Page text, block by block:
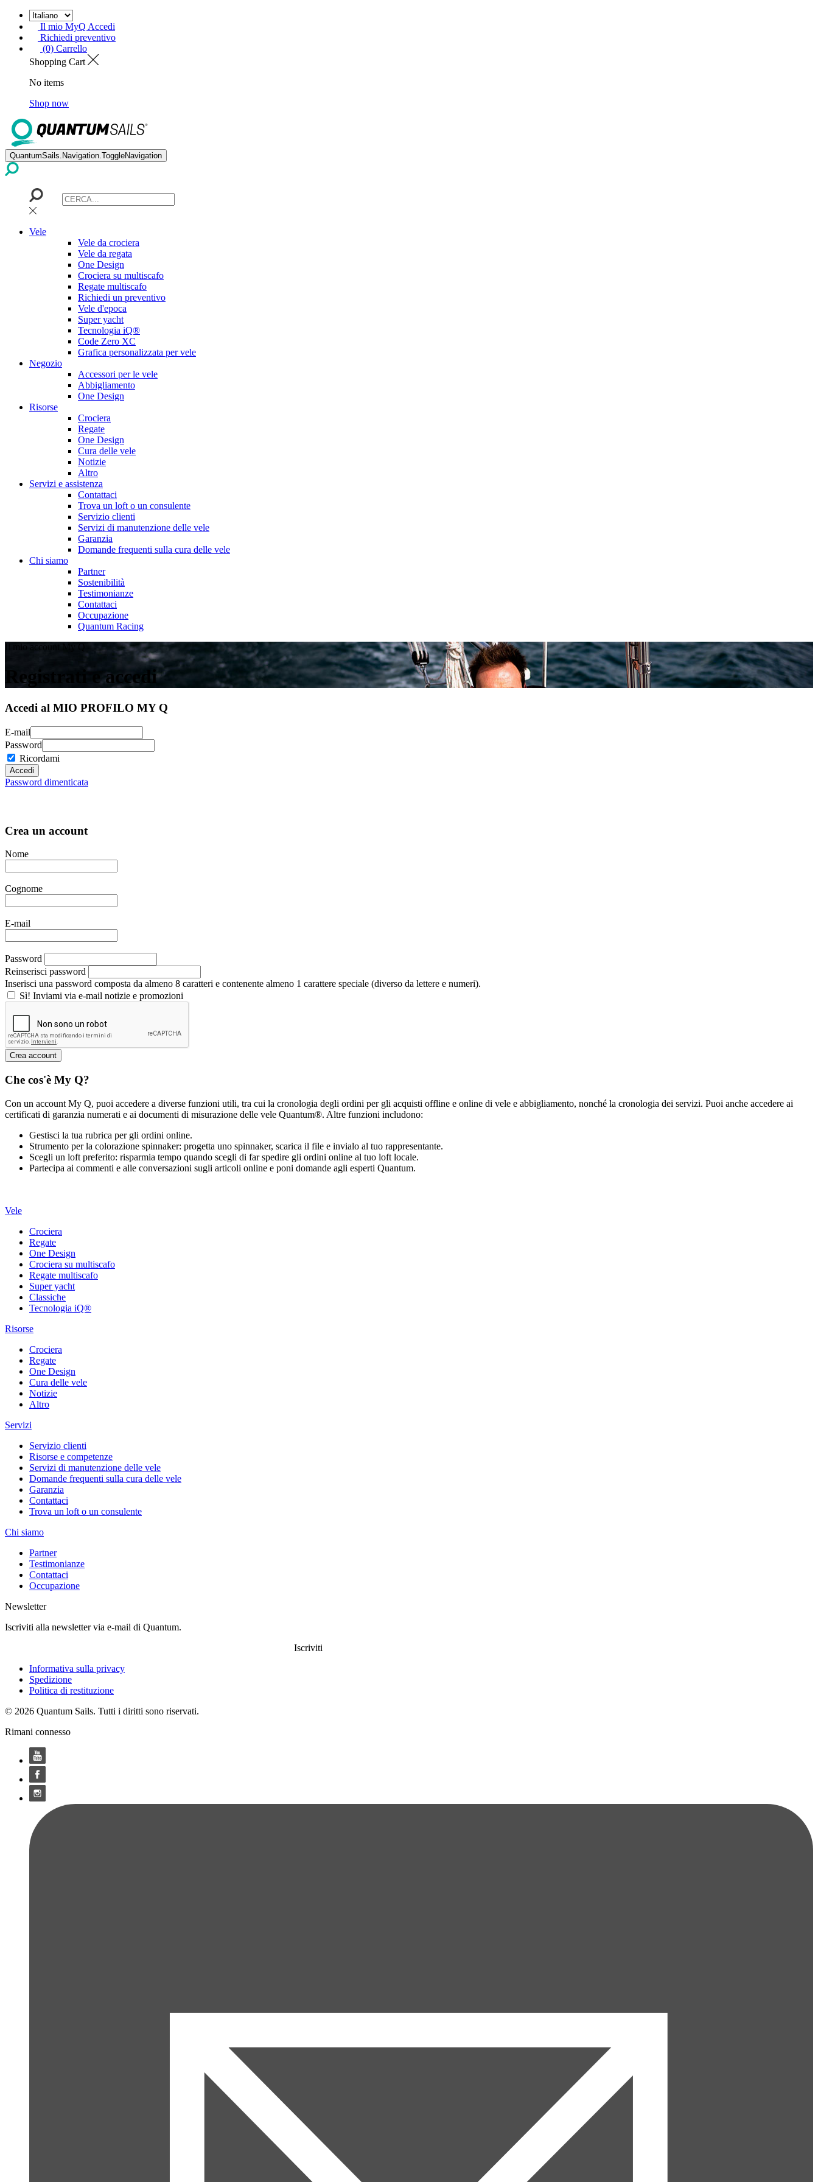
Il mio MyQ Accedi
Richiedi preventivo
(0) Carrello
Shopping Cart
No items
Shop now
QuantumSails.Navigation.ToggleNavigation
Vele
Vele da crociera
Vele da regata
One Design
Crociera su multiscafo
Regate multiscafo
Richiedi un preventivo
Vele d'epoca
Super yacht
Tecnologia iQ®
Code Zero XC
Grafica personalizzata per vele
Negozio
Accessori per le vele
Abbigliamento
One Design
Risorse
Crociera
Regate
One Design
Cura delle vele
Notizie
Altro
Servizi e assistenza
Contattaci
Trova un loft o un consulente
Servizio clienti
Servizi di manutenzione delle vele
Garanzia
Domande frequenti sulla cura delle vele
Chi siamo
Partner
Sostenibilità
Testimonianze
Contattaci
Occupazione
Quantum Racing
Il mio account My Q
Registrati e accedi
Accedi al MIO PROFILO MY Q
E-mail
Password
Ricordami
Password dimenticata
Crea un account
Nome
Cognome
E-mail
Password
Reinserisci password
Inserisci una password composta da almeno 8 caratteri e contenente almeno 1 carattere speciale (diverso da lettere e numeri).
Sì! Inviami via e-mail notizie e promozioni
Che cos'è My Q?
Con un account My Q, puoi accedere a diverse funzioni utili, tra cui la cronologia degli ordini per gli acquisti offline e online di vele e abbigliamento, nonché la cronologia dei servizi. Puoi anche accedere ai
certificati di garanzia numerati e ai documenti di misurazione delle vele Quantum®. Altre funzioni includono:
Gestisci la tua rubrica per gli ordini online.
Strumento per la colorazione spinnaker: progetta uno spinnaker, scarica il file e invialo al tuo rappresentante.
Scegli un loft preferito: risparmia tempo quando scegli di far spedire gli ordini online al tuo loft locale.
Partecipa ai commenti e alle conversazioni sugli articoli online e poni domande agli esperti Quantum.
Vele
Crociera
Regate
One Design
Crociera su multiscafo
Regate multiscafo
Super yacht
Classiche
Tecnologia iQ®
Risorse
Crociera
Regate
One Design
Cura delle vele
Notizie
Altro
Servizi
Servizio clienti
Risorse e competenze
Servizi di manutenzione delle vele
Domande frequenti sulla cura delle vele
Garanzia
Contattaci
Trova un loft o un consulente
Chi siamo
Partner
Testimonianze
Contattaci
Occupazione
Newsletter
Iscriviti alla newsletter via e-mail di Quantum.
Iscriviti
Informativa sulla privacy
Spedizione
Politica di restituzione
© 2026 Quantum Sails. Tutti i diritti sono riservati.
Rimani connesso